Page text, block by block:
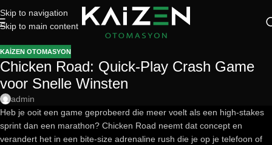
Skip to navigation
Skip to main content
KAIZEN OTOMASYON
Chicken Road: Quick‑Play Crash Game
voor Snelle Winsten
admin
Heb je ooit een game geprobeerd die meer voelt als een high‑stakes
sprint dan een marathon? Chicken Road neemt dat concept en
verandert het in een bite‑size adrenaline rush die je op je telefoon of